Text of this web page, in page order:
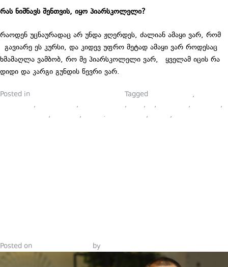
რას ნიშნავს შენთვის, იყო პიარსკოლელი?
რაოდენ უცნაურადაც არ უნდა ჟღერდეს, ძალიან ამაყი ვარ, რომ
გავიარე ეს კურსი, და კიდევ უფრო მეტად ამაყი ვარ როდესაც
ხმამაღლა ვამბობ, რო მე პიარსკოლელი ვარ, ყველამ იცის რა
დიდი და კარგი გუნდის წევრი ვარ.
Posted in Tagged
,
, , , , , ,
,
, , , , ,
Posted on by